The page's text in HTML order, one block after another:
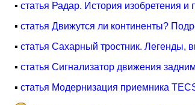
▪ статья Радар. История изобретения и
▪ статья Движутся ли континенты?
▪ статья Сахарный тростник.
▪ статья Сигнализатор движения
▪ статья Модернизация приемника